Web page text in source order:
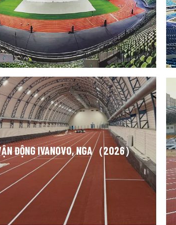
ĐỘNG IVANOVO, NGA（2026）